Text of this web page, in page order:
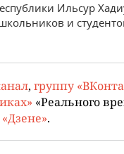
Ильсур
и
, группу
«Реального
«Дзене».